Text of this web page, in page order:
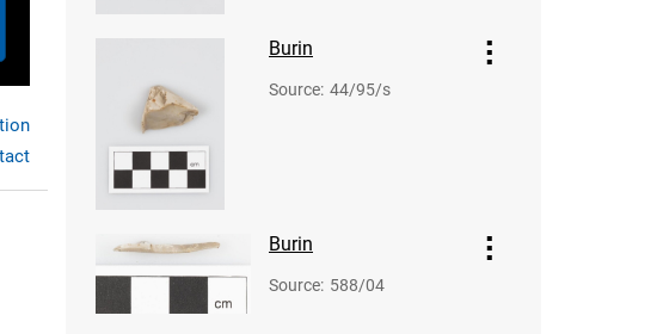
Burin
Source: 44/95/s
Burin
Source: 588/04